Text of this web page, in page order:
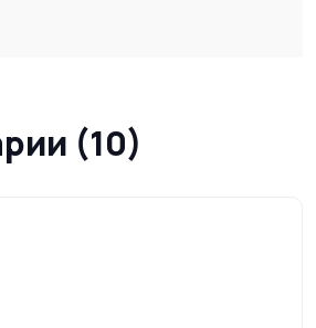
(10)